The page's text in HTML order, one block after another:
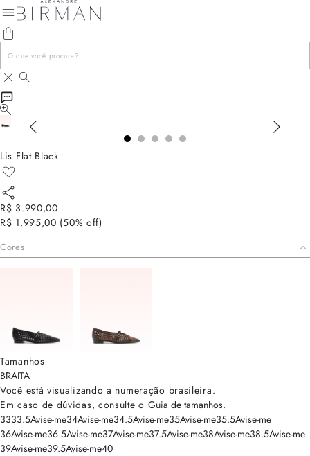
Lis Flat Black
R$ 3.990,00
R$ 1.995,00 (50% off)
Cores
Tamanhos
BRAITA
Você está visualizando a numeração brasileira.
Em caso de dúvidas, consulte o Guia de tamanhos.
3333.5Avise-me34Avise-me34.5Avise-me35Avise-me35.5Avise-me
36Avise-me36.5Avise-me37Avise-me37.5Avise-me38Avise-me38.5Avise-me
39Avise-me39.5Avise-me40